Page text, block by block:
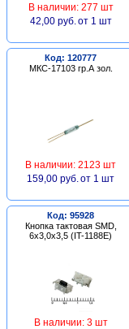
В наличии: 277 шт
42,00 руб. от 1 шт
Код: 120777
МКС-17103 гр.А зол.
В наличии: 2123 шт
159,00 руб. от 1 шт
Код: 95928
Кнопка тактовая SMD,
6х3,0х3,5 (IT-1188E)
В наличии: 3 шт